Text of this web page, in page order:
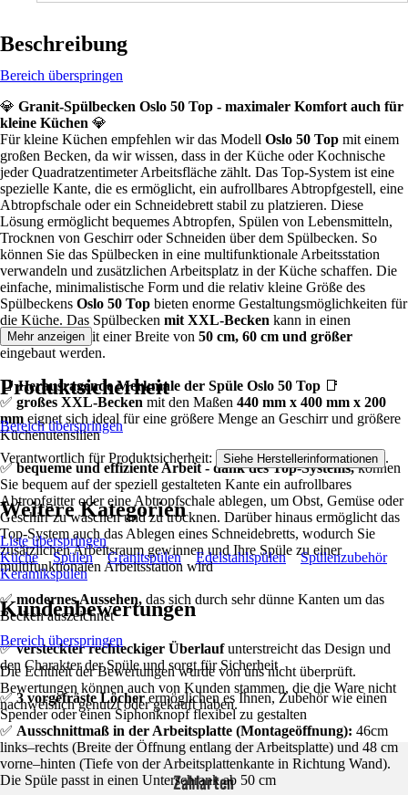
Beschreibung
Bereich überspringen
💎 Granit-Spülbecken Oslo 50 Top - maximaler Komfort auch für
kleine Küchen 💎
Für kleine Küchen empfehlen wir das Modell Oslo 50 Top mit einem
großen Becken, da wir wissen, dass in der Küche oder Kochnische
jeder Quadratzentimeter Arbeitsfläche zählt. Das Top-System ist eine
spezielle Kante, die es ermöglicht, ein aufrollbares Abtropfgestell, eine
Abtropfschale oder ein Schneidebrett stabil zu platzieren. Diese
Lösung ermöglicht bequemes Abtropfen, Spülen von Lebensmitteln,
Trocknen von Geschirr oder Schneiden über dem Spülbecken. So
können Sie das Spülbecken in eine multifunktionale Arbeitsstation
verwandeln und zusätzlichen Arbeitsplatz in der Küche schaffen. Die
einfache, minimalistische Form und die relativ kleine Größe des
Spülbeckens Oslo 50 Top bieten enorme Gestaltungsmöglichkeiten für
die Küche. Das Spülbecken mit XXL-Becken kann in einen
Unterschränk mit einer Breite von 50 cm, 60 cm und größer
eingebaut werden.
📑Herausragende Merkmale der Spüle Oslo 50 Top 📑
✅ großes XXL-Becken mit den Maßen 440 mm x 400 mm x 200
mm eignet sich ideal für eine größere Menge an Geschirr und größere
Küchenutensilien
✅bequeme und effiziente Arbeit - dank des Top-Systems,können
Sie bequem auf der speziell gestalteten Kante ein aufrollbares
Abtropfgitter oder eine Abtropfschale ablegen, um Obst, Gemüse oder
Geschirr zu waschen und zu trocknen. Darüber hinaus ermöglicht das
Top-System auch das Ablegen eines Schneidebretts, wodurch Sie
zusätzlichen Arbeitsraum gewinnen und Ihre Spüle zu einer
multifunktionalen Arbeitsstation wird
✅modernes Aussehen, das sich durch sehr dünne Kanten um das
Becken auszeichnet
✅versteckter rechteckiger Überlaufunterstreicht das Design und
den Charakter der Spüle und sorgt für Sicherheit
✅3 vorgefräste Löcherermöglichen es Ihnen, Zubehör wie einen
Spender oder einen Siphonknopf flexibel zu gestalten
✅ Ausschnittmaß in der Arbeitsplatte (Montageöffnung): 46cm
links–rechts (Breite der Öffnung entlang der Arbeitsplatte) und 48 cm
vorne–hinten (Tiefe von der Arbeitsplattenkante in Richtung Wand).
Die Spüle passt in einen Unterschrank ab 50 cm
Mehr anzeigen
Produktsicherheit
Bereich überspringen
Verantwortlich für Produktsicherheit: Siehe Herstellerinformationen .
Weitere Kategorien
Liste überspringen
Küche
Spülen Granitspülen Edelstahlspülen
Spülenzubehör
Keramikspülen
Kundenbewertungen
Bereich überspringen
Die Echtheit der Bewertungen wurde von uns nicht überprüft.
Bewertungen können auch von Kunden stammen, die die Ware nicht
nachweislich genutzt oder gekauft haben.
Zahlarten